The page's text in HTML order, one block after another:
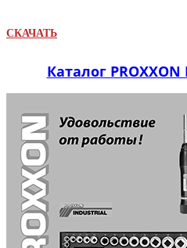
СКАЧАТЬ
Каталог PROXXON